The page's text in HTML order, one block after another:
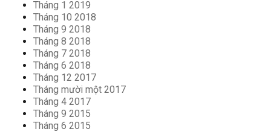
Tháng 1 2019
Tháng 10 2018
Tháng 9 2018
Tháng 8 2018
Tháng 7 2018
Tháng 6 2018
Tháng 12 2017
Tháng mười một 2017
Tháng 4 2017
Tháng 9 2015
Tháng 6 2015